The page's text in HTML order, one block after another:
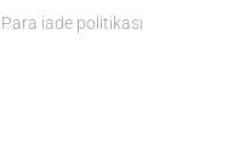
Para iade politikası